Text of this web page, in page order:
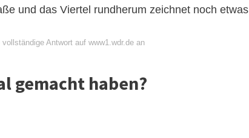
und das Viertel rundherum zeichnet noch etwas
Antwort auf www1.wdr.de an
gemacht haben?